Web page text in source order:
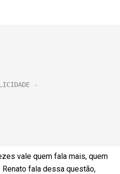
vale quem fala mais, quem
fala dessa questão,